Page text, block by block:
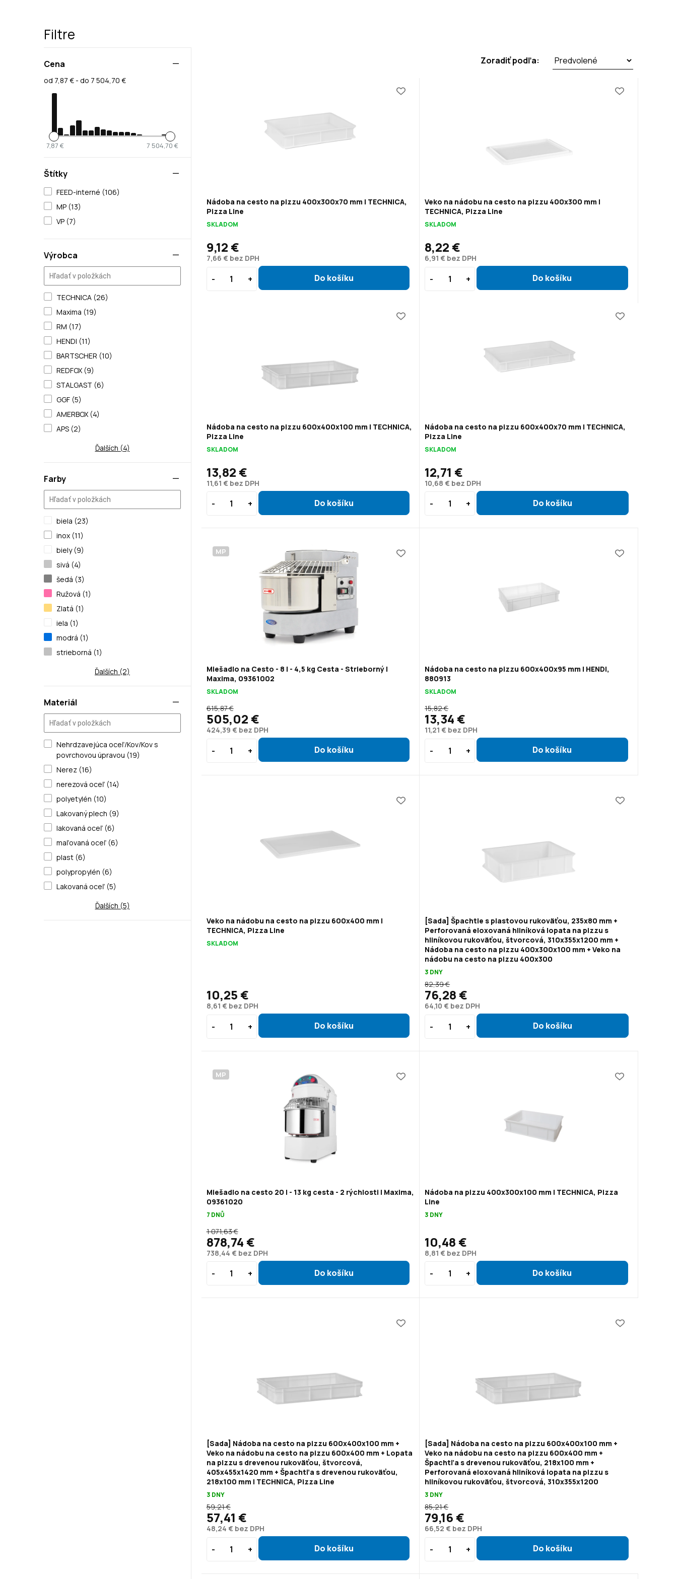
Filtre
Cena
od 7,87 € - do 7 504,70 €
7,87 € 7 504,70 €
Štítky
FEED-interné (106)
MP (13)
VP (7)
Výrobca
TECHNICA (26)
Maxima (19)
RM (17)
HENDI (11)
BARTSCHER (10)
REDFOX (9)
STALGAST (6)
GGF (5)
AMERBOX (4)
APS (2)
Ďalších (4)
Farby
biela (23)
inox (11)
biely (9)
sivá (4)
šedá (3)
Ružová (1)
Zlatá (1)
iela (1)
modrá (1)
strieborná (1)
Ďalších (2)
Materiál
Nehrdzavejúca oceľ/Kov/Kov s
povrchovou úpravou (19)
Nerez (16)
nerezová oceľ (14)
polyetylén (10)
Lakovaný plech (9)
lakovaná oceľ (6)
maľovaná oceľ (6)
plast (6)
polypropylén (6)
Lakovaná oceľ (5)
Ďalších (5)
Zoradiť podľa:
Nádoba na cesto na pizzu 400x300x70 mm | TECHNICA,
Pizza Line
SKLADOM
7,66 € bez DPH
9,12 €
Veko na nádobu na cesto na pizzu 400x300 mm |
TECHNICA, Pizza Line
SKLADOM
6,91 € bez DPH
8,22 €
Nádoba na cesto na pizzu 600x400x100 mm | TECHNICA,
Pizza Line
SKLADOM
11,61 € bez DPH
13,82 €
Nádoba na cesto na pizzu 600x400x70 mm | TECHNICA,
Pizza Line
SKLADOM
10,68 € bez DPH
12,71 €
MP
Miešadlo na Cesto - 8 l - 4,5 kg Cesta - Strieborný |
Maxima, 09361002
SKLADOM
424,39 € bez DPH
615,87 €
505,02 €
Nádoba na cesto na pizzu 600x400x95 mm | HENDI,
880913
SKLADOM
11,21 € bez DPH
15,82 €
13,34 €
Veko na nádobu na cesto na pizzu 600x400 mm |
TECHNICA, Pizza Line
SKLADOM
8,61 € bez DPH
10,25 €
[Sada] Špachtle s plastovou rukoväťou, 235x80 mm +
Perforovaná eloxovaná hliníková lopata na pizzu s
hliníkovou rukoväťou, štvorcová, 310x355x1200 mm +
Nádoba na cesto na pizzu 400x300x100 mm + Veko na
nádobu na cesto na pizzu 400x300
3 DNY
64,10 € bez DPH
82,39 €
76,28 €
MP
Miešadlo na cesto 20 l - 13 kg cesta - 2 rýchlosti | Maxima,
09361020
7 DNŮ
738,44 € bez DPH
1 071,63 €
878,74 €
Nádoba na pizzu 400x300x100 mm | TECHNICA, Pizza
Line
3 DNY
8,81 € bez DPH
10,48 €
[Sada] Nádoba na cesto na pizzu 600x400x100 mm +
Veko na nádobu na cesto na pizzu 600x400 mm + Lopata
na pizzu s drevenou rukoväťou, štvorcová,
405x455x1420 mm + Špachtľa s drevenou rukoväťou,
218x100 mm | TECHNICA, Pizza Line
3 DNY
48,24 € bez DPH
59,21 €
57,41 €
[Sada] Nádoba na cesto na pizzu 600x400x100 mm +
Veko na nádobu na cesto na pizzu 600x400 mm +
Špachtľa s drevenou rukoväťou, 218x100 mm +
Perforovaná eloxovaná hliníková lopata na pizzu s
hliníkovou rukoväťou, štvorcová, 310x355x1200
3 DNY
66,52 € bez DPH
85,21 €
79,16 €